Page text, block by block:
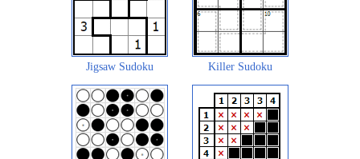
Jigsaw Sudoku Killer Sudoku